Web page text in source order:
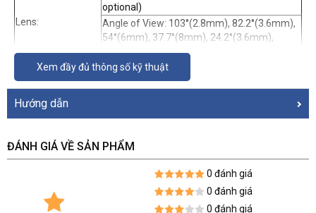
Lens:
optional)
Angle of View: 103°(2.8mm), 82.2°(3.6mm),
54°(6mm), 37.7°(8mm), 24.2°(3.6mm),
18.8°(6mm)
Lens Mount:
M12
Adjustment
Range:
Pan: 0 - 360°, Tilt: 0 - 180°, Rotation: 0 - 360°
HD Video Output:
1 Analog HD output
Synchronization:
Internal Synchronization
More than 62 dB
General
Xem đầy đủ thông số kỹ thuật
Hướng dẫn
ĐÁNH GIÁ VỀ SẢN PHẨM
0 đánh giá
0 đánh giá
0 đánh giá